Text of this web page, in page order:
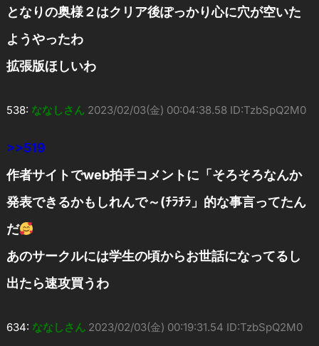
となりの奥様２はクリア後ぽっかり心に穴が空いた
ようやったわ
拡張版ほしいわ
538: ななしさん 2023/02/03(金) 00:04:38.58 ID:TzbSpQ2M0
>>519
作者サイトでweb拍手コメントに「そろそろなんか
発表できるかもしれんで～(ﾁﾗﾁﾗ」的な事言ってたん
だ
あのサークルには学生の頃からお世話になってるし
出たら速攻買うわ
634: ななしさん 2023/02/03(金) 00:19:31.54 ID:TzbSpQ2M0